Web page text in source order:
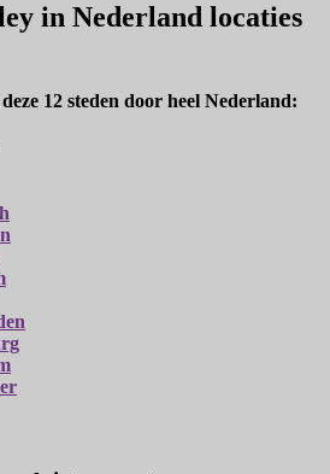
in Nederland locaties
12 steden door heel Nederland: